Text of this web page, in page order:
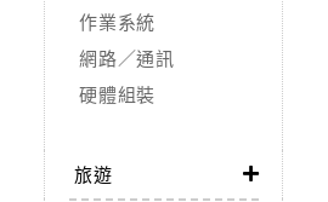
作業系統
網路／通訊
硬體組裝
旅遊